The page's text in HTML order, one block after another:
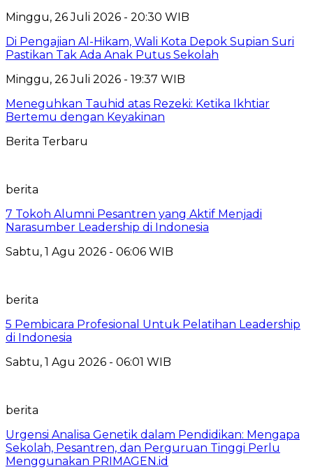
Minggu, 26 Juli 2026 - 20:30 WIB
Di Pengajian Al-Hikam, Wali Kota Depok Supian Suri
Pastikan Tak Ada Anak Putus Sekolah
Minggu, 26 Juli 2026 - 19:37 WIB
Meneguhkan Tauhid atas Rezeki: Ketika Ikhtiar
Bertemu dengan Keyakinan
Berita Terbaru
berita
7 Tokoh Alumni Pesantren yang Aktif Menjadi
Narasumber Leadership di Indonesia
Sabtu, 1 Agu 2026 - 06:06 WIB
berita
5 Pembicara Profesional Untuk Pelatihan Leadership
di Indonesia
Sabtu, 1 Agu 2026 - 06:01 WIB
berita
Urgensi Analisa Genetik dalam Pendidikan: Mengapa
Sekolah, Pesantren, dan Perguruan Tinggi Perlu
Menggunakan PRIMAGEN.id